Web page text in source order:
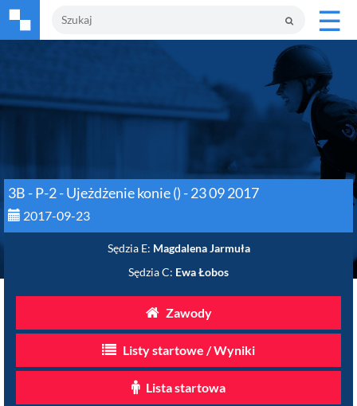
☰
3B - P-2 - Ujeżdżenie konie () - 23 09 2017
2017-09-23
Sędzia E: Magdalena Jarmuła
Sędzia C: Ewa Łobos
Zawody
Listy startowe / Wyniki
Lista startowa